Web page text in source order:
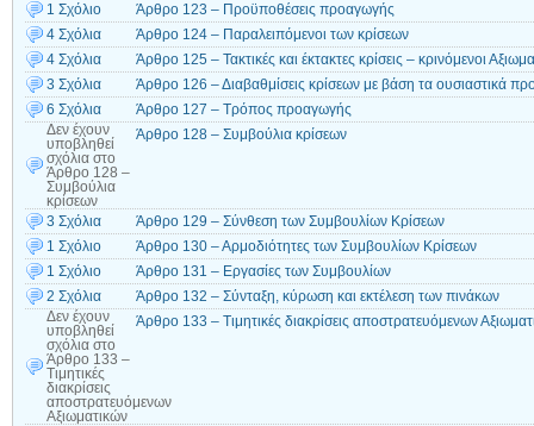
1 Σχόλιο
Άρθρο 123 – Προϋποθέσεις προαγωγής
4 Σχόλια
Άρθρο 124 – Παραλειπόμενοι των κρίσεων
4 Σχόλια
Άρθρο 125 – Τακτικές και έκτακτες κρίσεις – κρινόμενοι
3 Σχόλια
Άρθρο 126 – Διαβαθμίσεις κρίσεων με βάση τα ουσιαστικά
6 Σχόλια
Άρθρο 127 – Τρόπος προαγωγής
Δεν έχουν
υποβληθεί
σχόλια στο
Άρθρο 128 –
Συμβούλια
κρίσεων
Άρθρο 128 – Συμβούλια κρίσεων
3 Σχόλια
Άρθρο 129 – Σύνθεση των Συμβουλίων Κρίσεων
1 Σχόλιο
Άρθρο 130 – Αρμοδιότητες των Συμβουλίων Κρίσεων
1 Σχόλιο
Άρθρο 131 – Εργασίες των Συμβουλίων
2 Σχόλια
Άρθρο 132 – Σύνταξη, κύρωση και εκτέλεση των πινάκων
Δεν έχουν
υποβληθεί
σχόλια στο
Άρθρο 133 –
Τιμητικές
διακρίσεις
αποστρατευόμενων
Αξιωματικών
Άρθρο 133 – Τιμητικές διακρίσεις αποστρατευόμενων